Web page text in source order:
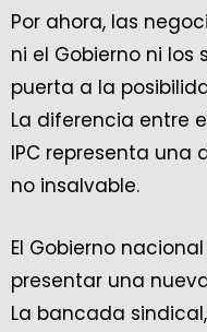
Por ahora, las
ni el Gobierno ni
puerta a la
La diferencia entre
IPC representa una
no insalvable.
El Gobierno
presentar una
La bancada